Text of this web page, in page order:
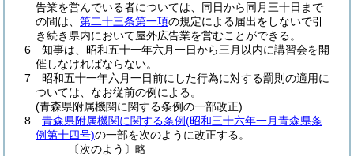
告業を営んでいる者については、同日から同月三十日まで
の間は、 第二十三条第一項の規定による届出をしないで引
き続き県内において屋外広告業を営むことができる。
6
知事は、昭和五十一年六月一日から三月以内に講習会を開
催しなければならない。
7
昭和五十一年六月一日前にした行為に対する罰則の適用に
ついては、なお従前の例による。
(青森県附属機関に関する条例の一部改正)
8
青森県附属機関に関する条例(昭和三十六年一月青森県条
例第十四号)の一部を次のように改正する。
〔次のよう〕略